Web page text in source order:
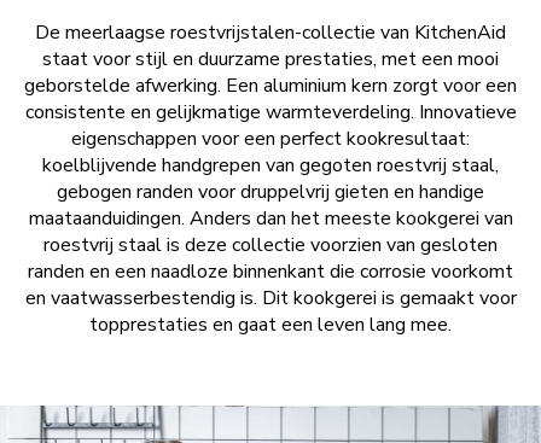
De meerlaagse roestvrijstalen-collectie van KitchenAid
staat voor stijl en duurzame prestaties, met een mooi
geborstelde afwerking. Een aluminium kern zorgt voor een
consistente en gelijkmatige warmteverdeling. Innovatieve
eigenschappen voor een perfect kookresultaat:
koelblijvende handgrepen van gegoten roestvrij staal,
gebogen randen voor druppelvrij gieten en handige
maataanduidingen. Anders dan het meeste kookgerei van
roestvrij staal is deze collectie voorzien van gesloten
randen en een naadloze binnenkant die corrosie voorkomt
en vaatwasserbestendig is. Dit kookgerei is gemaakt voor
topprestaties en gaat een leven lang mee.